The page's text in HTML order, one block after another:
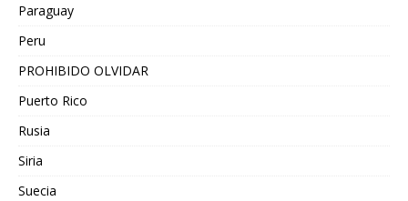
Paraguay
Peru
PROHIBIDO OLVIDAR
Puerto Rico
Rusia
Siria
Suecia